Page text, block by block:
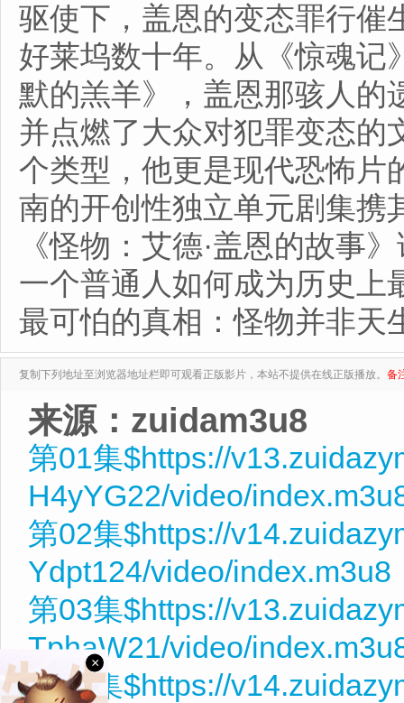
驱使下，盖恩的变态罪行催
好莱坞数十年。从《惊魂记
默的羔羊》，盖恩那骇人的
并点燃了大众对犯罪变态的
个类型，他更是现代恐怖
南的开创性独立单元剧集携
《怪物：艾德·盖恩的故事
一个普通人如何成为历史上
最可怕的真相：怪物并非天
复制下列地址至浏览器地址栏即可观看正版影片，本站不提供在线正版播放。 备
来源：zuidam3u8
第01集$https://
H4yYG22/video/
第02集$https://
Ydpt124/video/index.m3u8
第03集$https://
TphaW21/video/
第04集$https://
×